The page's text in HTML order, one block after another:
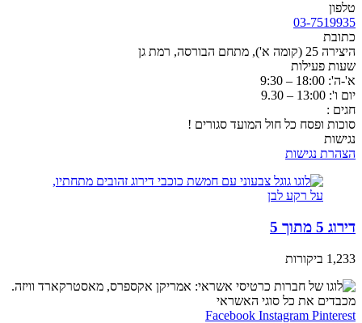
טלפון
03-7519935
כתובת
היצירה 25 (קומה א'), מתחם הבורסה, רמת גן
שעות פעילות
א'-ה': 18:00 – 9:30
יום ו': 13:00 – 9.30
חגים :
סוכות ופסח כל חול המועד סגורים !
נגישות
הצהרת נגישות
דירוג 5 מתוך 5
1,233 ביקורות
מכבדים את כל סוגי האשראי
Facebook Instagram Pinterest